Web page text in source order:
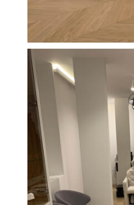
Záštitu
Cennik
Galéria
Záruka
FILEXO